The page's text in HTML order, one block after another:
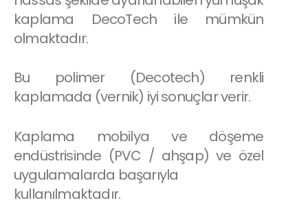
kaplama DecoTech ile mümkün
olmaktadır.
Bu polimer (Decotech) renkli
kaplamada (vernik) iyi sonuçlar verir.
Kaplama mobilya ve döşeme
endüstrisinde (PVC / ahşap) ve özel
uygulamalarda başarıyla
kullanılmaktadır.